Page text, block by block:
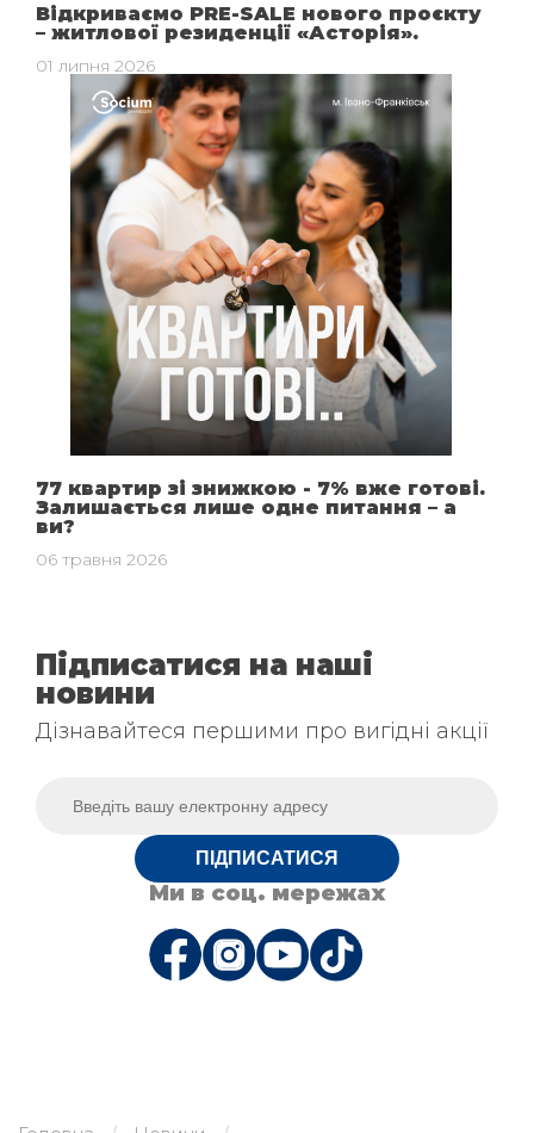
Відкриваємо PRE-SALE нового проєкту
– житлової резиденції «Асторія».
01 липня 2026
77 квартир зі знижкою - 7% вже готові.
Залишається лише одне питання – а
ви?
06 травня 2026
Підписатися на наші
новини
Дізнавайтеся першими про вигідні акції
ПІДПИСАТИСЯ
Ми в соц. мережах